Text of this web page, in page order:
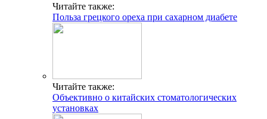
Читайте также:
Польза грецкого ореха при сахарном диабете
Читайте также:
Объективно о китайских стоматологических
установках